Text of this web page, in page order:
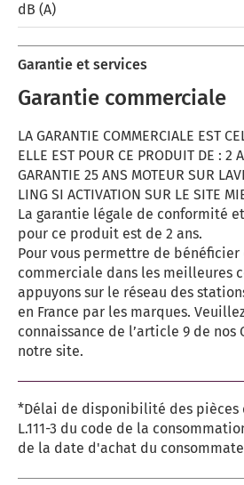
dB (A)
Garantie et services
Garantie commerciale
LA GARANTIE COMMERCIALE EST
ELLE EST POUR CE PRODUIT DE : 2
GARANTIE 25 ANS MOTEUR SUR
LING SI ACTIVATION SUR LE SITE
La garantie légale de conformité
pour ce produit est de 2 ans.
Pour vous permettre de bénéficier
commerciale dans les meilleures
appuyons sur le réseau des
en France par les marques.
connaissance de l’article 9 de nos
notre site.
*Délai de disponibilité des pièces
L.111-3 du code de la
de la date d'achat du